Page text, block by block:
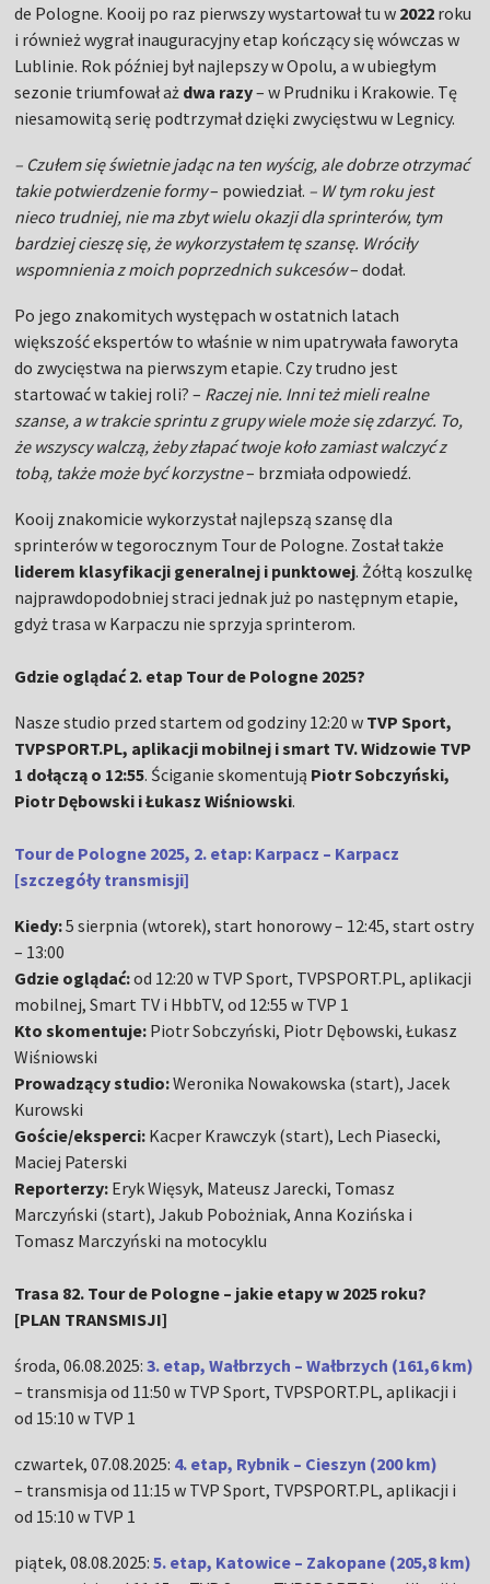
de Pologne. Kooij po raz pierwszy wystartował tu w 2022 roku
i również wygrał inauguracyjny etap kończący się wówczas w
Lublinie. Rok później był najlepszy w Opolu, a w ubiegłym
sezonie triumfował aż dwa razy– w Prudniku i Krakowie. Tę
niesamowitą serię podtrzymał dzięki zwycięstwu w Legnicy.
– Czułem się świetnie jadąc na ten wyścig, ale dobrze otrzymać
takie potwierdzenie formy– powiedział. – W tym roku jest
nieco trudniej, nie ma zbyt wielu okazji dla sprinterów, tym
bardziej cieszę się, że wykorzystałem tę szansę. Wróciły
wspomnienia z moich poprzednich sukcesów– dodał.
Po jego znakomitych występach w ostatnich latach
większość ekspertów to właśnie w nim upatrywała faworyta
do zwycięstwa na pierwszym etapie. Czy trudno jest
startować w takiej roli? – Raczej nie. Inni też mieli realne
szanse, a w trakcie sprintu z grupy wiele może się zdarzyć. To,
że wszyscy walczą, żeby złapać twoje koło zamiast walczyć z
tobą, także może być korzystne– brzmiała odpowiedź.
Kooij znakomicie wykorzystał najlepszą szansę dla
sprinterów w tegorocznym Tour de Pologne. Został także
liderem klasyfikacji generalnej i punktowej. Żółtą koszulkę
najprawdopodobniej straci jednak już po następnym etapie,
gdyż trasa w Karpaczu nie sprzyja sprinterom.
Gdzie oglądać 2. etap Tour de Pologne 2025?
Nasze studio przed startem od godziny 12:20 w TVP Sport,
TVPSPORT.PL, aplikacji mobilnej i smart TV. Widzowie TVP
1 dołączą o 12:55. Ściganie skomentują Piotr Sobczyński,
Piotr Dębowski i Łukasz Wiśniowski.
Tour de Pologne 2025, 2. etap: Karpacz – Karpacz
[szczegóły transmisji]
Kiedy:5 sierpnia (wtorek), start honorowy – 12:45, start ostry
– 13:00
Gdzie oglądać:od 12:20 w TVP Sport, TVPSPORT.PL, aplikacji
mobilnej, Smart TV i HbbTV, od 12:55 w TVP 1
Kto skomentuje: Piotr Sobczyński, Piotr Dębowski, Łukasz
Wiśniowski
Prowadzący studio:Weronika Nowakowska (start), Jacek
Kurowski
Goście/eksperci: Kacper Krawczyk (start), Lech Piasecki,
Maciej Paterski
Reporterzy: Eryk Więsyk, Mateusz Jarecki, Tomasz
Marczyński (start), Jakub Pobożniak, Anna Kozińska i
Tomasz Marczyński na motocyklu
Trasa 82. Tour de Pologne – jakie etapy w 2025 roku?
[PLAN TRANSMISJI]
środa, 06.08.2025:3. etap, Wałbrzych – Wałbrzych (161,6 km)
– transmisja od 11:50 w TVP Sport, TVPSPORT.PL, aplikacji i
od 15:10 w TVP 1
czwartek, 07.08.2025: 4. etap, Rybnik – Cieszyn (200 km)
– transmisja od 11:15 w TVP Sport, TVPSPORT.PL, aplikacji i
od 15:10 w TVP 1
piątek, 08.08.2025:5. etap, Katowice – Zakopane (205,8 km)